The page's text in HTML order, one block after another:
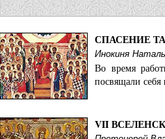
СПАСЕНИЕ
Инокиня
Во время
посвящали себя
VII